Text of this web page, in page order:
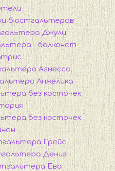
бюстгальтеров
Джули
– балконет
Агнесса
Анжелика
без косточек
без косточек
Грейс
Дениз
Ева